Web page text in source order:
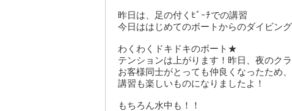
昨日は、足の付くﾋﾞｰﾁでの講習
今日ははじめてのボートからのダイビン
わくわくドキドキのボート★
テンションは上がります！昨日、夜のク
お客様同士がとっても仲良くなったため
講習も楽しいものになりましたよ！
もちろん水中も！！